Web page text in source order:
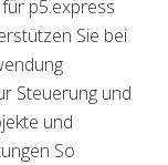
p5.express
Sie bei
Steuerung und
und
So